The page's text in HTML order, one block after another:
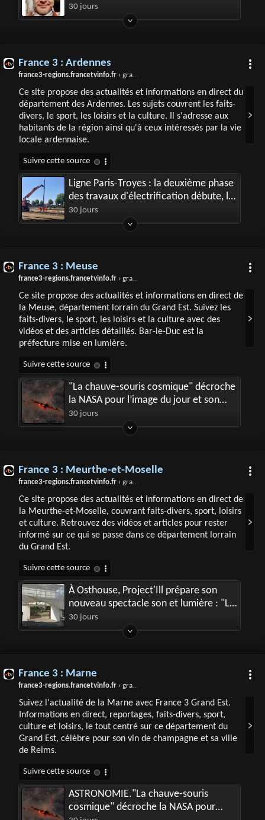
lance un appel à témoins
30 jours
France 3 : Ardennes
france3-regions.francetvinfo.fr › grand-est › ardennes
Ce site propose des actualités et informations en direct du
département des Ardennes. Les sujets couvrent les faits-
divers, le sport, les loisirs et la culture. Il s'adresse aux
habitants de la région ainsi qu'à ceux intéressés par la vie
locale ardennaise.
Ligne Paris-Troyes : la deuxième phase
des travaux d'électrification débute, le
trafic des trains perturbé, "c'est le plus
important chantier"
30 jours
France 3 : Meuse
france3-regions.francetvinfo.fr › grand-est › meuse
Ce site propose des actualités et informations en direct de
la Meuse, département lorrain du Grand Est. Suivez les
faits-divers, le sport, les loisirs et la culture avec des
vidéos et des articles détaillés. Bar-le-Duc est la
préfecture mise en lumière.
"La chauve-souris cosmique" décroche
la NASA pour l’image du jour et son
auteur est lorrain
30 jours
France 3 : Meurthe-et-Moselle
france3-regions.francetvinfo.fr › grand-est › meurthe-et-moselle
Ce site propose des actualités et informations en direct de
la Meurthe-et-Moselle, couvrant faits-divers, sport, loisirs
et culture. Retrouvez des vidéos et articles pour rester
informé sur ce qui se passe dans ce département lorrain
du Grand Est.
À Osthouse, Project'Ill prépare son
nouveau spectacle son et lumière : "Le
Dernier Kobold"
30 jours
France 3 : Marne
france3-regions.francetvinfo.fr › grand-est › marne
Suivez l'actualité de la Marne avec France 3 Grand Est.
Informations en direct, reportages, faits-divers, sport,
culture et loisirs, le tout centré sur ce département du
Grand Est, célèbre pour son vin de champagne et sa ville
de Reims.
ASTRONOMIE."La chauve-souris
cosmique" décroche la NASA pour